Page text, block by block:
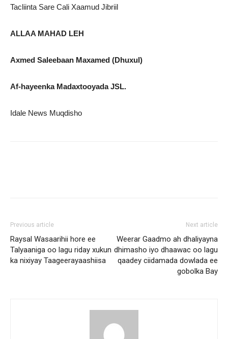
Tacliinta Sare Cali Xaamud Jibriil
ALLAA MAHAD LEH
Axmed Saleebaan Maxamed (Dhuxul)
Af-hayeenka Madaxtooyada JSL.
Idale News Muqdisho
Previous article
Raysal Wasaarihii hore ee
Talyaaniga oo lagu riday xukun
ka nixiyay Taageerayaashiisa
Next article
Weerar Gaadmo ah dhaliyayna
dhimasho iyo dhaawac oo lagu
qaadey ciidamada dowlada ee
gobolka Bay